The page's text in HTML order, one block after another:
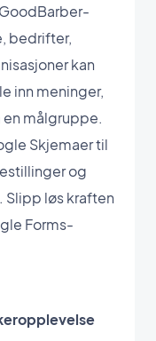
bedrifter,
kan
inn meninger,
målgruppe.
Skjemaer til
og
Slipp løs kraften
Forms-